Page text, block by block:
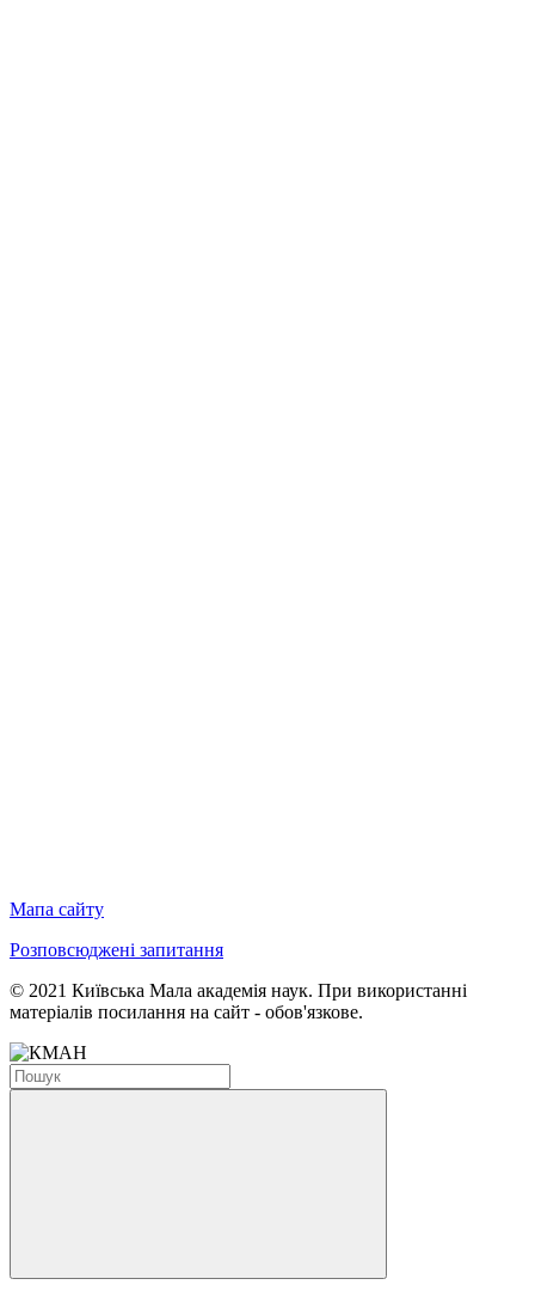
Мапа сайту
Розповсюджені запитання
© 2021 Київська Мала академія наук. При використанні
матеріалів посилання на сайт - обов'язкове.